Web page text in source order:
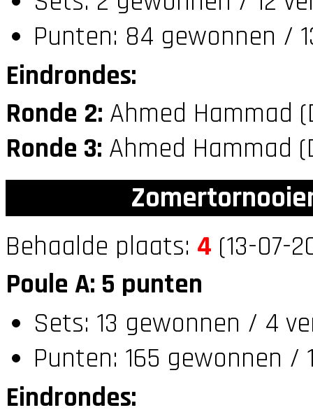
Punten: 84 gewonnen /
Eindrondes:
Ronde 2: Ahmed Hammad
Ronde 3: Ahmed Hammad
Behaalde plaats: 4 (13-07-
Poule A: 5 punten
Sets: 13 gewonnen / 4
Punten: 165 gewonnen /
Eindrondes: